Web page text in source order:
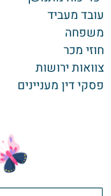
עובד מעביד
משפחה
חוזי מכר
צוואות ירושות
פסקי דין מעניינים